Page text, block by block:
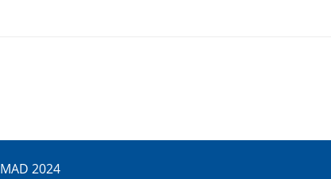
MAD 2024